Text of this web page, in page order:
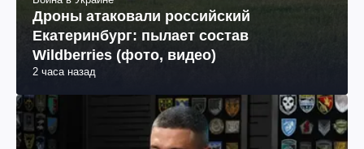
Дроны атаковали российский
Екатеринбург: пылает состав
Wildberries (фото, видео)
2 часа назад